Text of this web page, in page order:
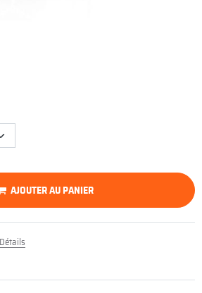
AJOUTER AU PANIER
Détails